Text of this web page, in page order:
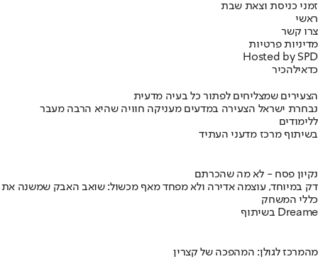
זמני כניסת וצאת שבת
ראשי
צרו קשר
מדיניות פרטיות
Hosted by SPD
כדאילהכיר
הצעירים שמצליחים לפתור כל בעיה מדעית
נבחרת ישראל הצעירה במדעים מעניקה חוויה שהיא הרבה מעבר
ללימודים
בשיתוף מרכז מדעני העתיד
נקיון פסח - לא מה שהכרתם
דק במיוחד, עוצמה אדירה ולא מפחד מאף מכשול: שואב האבק שמשנה את
כללי המשחק
בשיתוף Dreame
מהמרכז לגולן: המהפכה של קצרין